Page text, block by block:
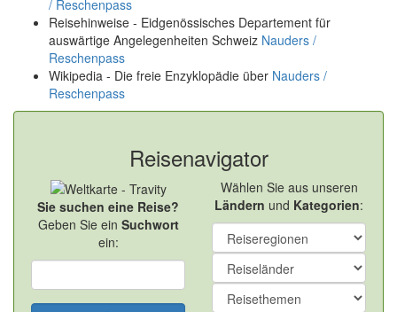
/ Reschenpass
Reisehinweise - Eidgenössisches Departement für
auswärtige Angelegenheiten Schweiz Nauders /
Reschenpass
Wikipedia - Die freie Enzyklopädie über Nauders /
Reschenpass
Reisenavigator
Sie suchen eine Reise?
Geben Sie ein Suchwort
ein:
Wählen Sie aus unseren
Ländern und Kategorien: